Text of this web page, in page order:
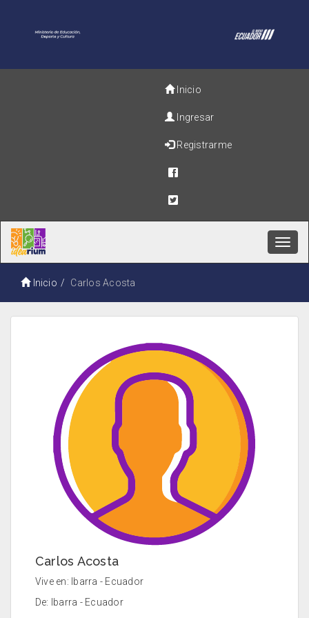
Inicio
Ingresar
Registrarme
Inicio Carlos Acosta
Carlos Acosta
Vive en: Ibarra - Ecuador
De: Ibarra - Ecuador